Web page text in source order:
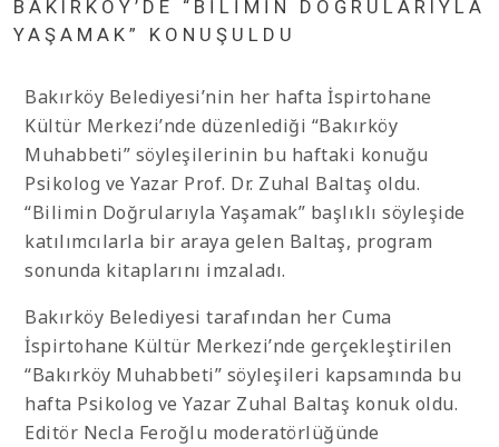
BAKIRKÖY’DE “BİLİMİN DOĞRULARIYLA
YAŞAMAK” KONUŞULDU
Bakırköy Belediyesi’nin her hafta İspirtohane
Kültür Merkezi’nde düzenlediği “Bakırköy
Muhabbeti” söyleşilerinin bu haftaki konuğu
Psikolog ve Yazar Prof. Dr. Zuhal Baltaş oldu.
“Bilimin Doğrularıyla Yaşamak” başlıklı söyleşide
katılımcılarla bir araya gelen Baltaş, program
sonunda kitaplarını imzaladı.
Bakırköy Belediyesi tarafından her Cuma
İspirtohane Kültür Merkezi’nde gerçekleştirilen
“Bakırköy Muhabbeti” söyleşileri kapsamında bu
hafta Psikolog ve Yazar Zuhal Baltaş konuk oldu.
Editör Necla Feroğlu moderatörlüğünde